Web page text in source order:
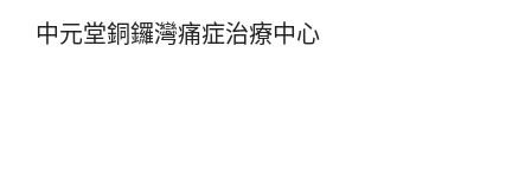
中元堂銅鑼灣痛症治療中心